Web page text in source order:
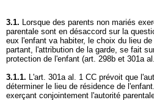
3.1. Lorsque des parents non mariés
parentale sont en désaccord sur la
eux l'enfant va habiter, le choix du lieu
partant, l'attribution de la garde, se fait
protection de l'enfant (art. 298b et 301a
3.1.1. L'art. 301a al. 1 CC prévoit que
déterminer le lieu de résidence de
exerçant conjointement l'autorité